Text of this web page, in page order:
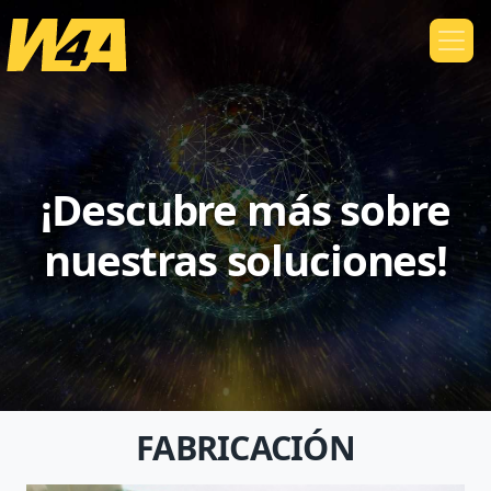
¡Descubre más sobre
nuestras soluciones!
FABRICACIÓN